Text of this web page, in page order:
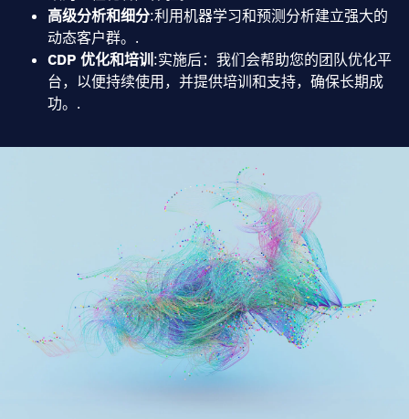
高级分析和细分:利用机器学习和预测分析建立强大的
动态客户群。.
CDP 优化和培训 :实施后：我们会帮助您的团队优化平
台，以便持续使用，并提供培训和支持，确保长期成
功。.